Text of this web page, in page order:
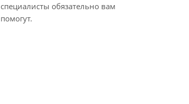
специалисты обязательно вам
помогут.